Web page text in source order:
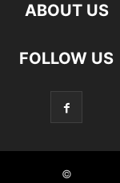
ABOUT US
FOLLOW US
©